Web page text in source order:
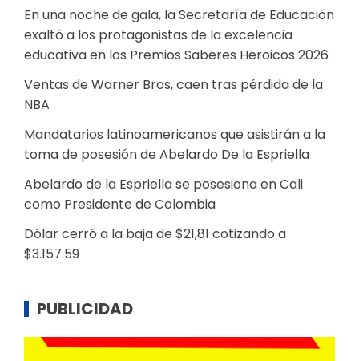
En una noche de gala, la Secretaría de Educación
exaltó a los protagonistas de la excelencia
educativa en los Premios Saberes Heroicos 2026
Ventas de Warner Bros, caen tras pérdida de la
NBA
Mandatarios latinoamericanos que asistirán a la
toma de posesión de Abelardo De la Espriella
Abelardo de la Espriella se posesiona en Cali
como Presidente de Colombia
Dólar cerró a la baja de $21,81 cotizando a
$3.157.59
PUBLICIDAD